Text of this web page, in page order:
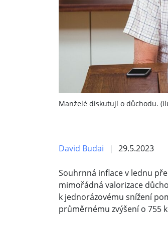
Manželé diskutují o důchodu.
David Budai 29.5.2023
Souhrnná inflace v lednu
mimořádná valorizace
k jednorázovému snížení
průměrnému zvýšení o 755